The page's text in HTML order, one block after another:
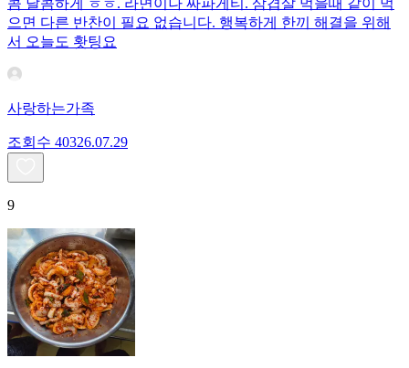
콤 달콤하게 ㅎㅎ. 라면이나 짜파게티. 삼겹살 먹을때 같이 먹
으면 다른 반찬이 필요 없습니다. 행복하게 한끼 해결을 위해
서 오늘도 홧팅요
사랑하는가족
조회수 40326.07.29
9